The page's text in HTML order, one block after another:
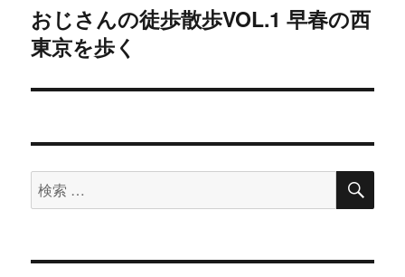
ゲ
ー
シ
ン
稿:
次
の
稿:
おじさんの徒歩散歩VOL.1 早春の西
東京を歩く
検
索
象:
検